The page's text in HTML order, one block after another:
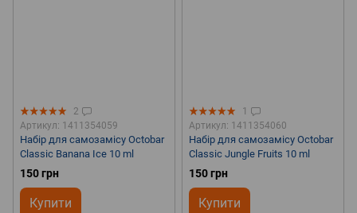
2
Артикул: 1411354059
Набір для самозамісу Octobar
Classic Banana Ice 10 ml
150 грн
Купити
1
Артикул: 1411354060
Набір для самозамісу Octobar
Classic Jungle Fruits 10 ml
150 грн
Купити